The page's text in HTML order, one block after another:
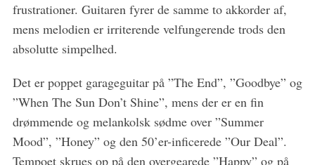
frustrationer. Guitaren fyrer de samme to akkorder af,
mens melodien er irriterende velfungerende trods den
absolutte simpelhed.
Det er poppet garageguitar på ”The End”, ”Goodbye” og
”When The Sun Don’t Shine”, mens der er en fin
drømmende og melankolsk sødme over ”Summer
Mood”, ”Honey” og den 50’er-inficerede ”Our Deal”.
Tempoet skrues op på den overgearede ”Happy” og på